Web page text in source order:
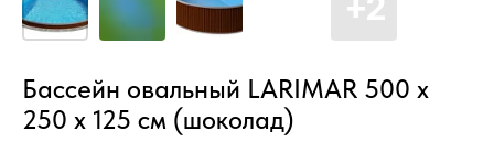
Бассейн овальный LARIMAR 500 х
250 х 125 см (шоколад)